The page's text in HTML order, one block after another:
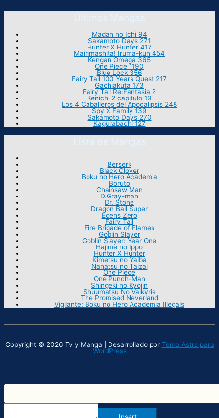
Últimos Mangas
Madan no Ichi 94
Sakamoto Days 271
Hunter X Hunter 417
Mairimashita! Iruma-kun 454
Kengan Omega 365
One Piece 1190
Blue Lock 356
Fairy Tail 100 Years Quest 217
Gachiakuta 173
Fairy Tail Re:Fantasia 2
Kenichi 2 capitulo 19
Los 4 Caballeros del Apocalipsis 248
Spy X Family 139
Sakamoto Days 270
Kagurabachi 127
Lista de Mangas
Berserk
Black Clover
Boku no Hero Academia
Boruto
Chainsaw Man
D.Gray-man
Dr. Stone
Dragon Ball Super
Edens Zero
Fairy Tail
Fire Brigade of Flames
Goblin Slayer
Goblin Slayer: Year One
Hajime no Ippo
Hunter X Hunter
Kimetsu no Yaiba
Nanatsu no Taizai
One Piece
One Punch-Man
Shingeki no Kyojin
Shuumatsu No Valkyrie
The Promised Neverland
Vigilante: Boku no Hero Academia Illegals
Copyright © 2026 Tv y Manga | Desarrollado por Tema Astra para
WordPress